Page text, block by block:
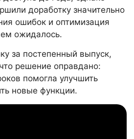
доработку значительно
ошибок и оптимизация
ожидалось.
за постепенный выпуск,
решение оправдано:
помогла улучшить
новые функции.